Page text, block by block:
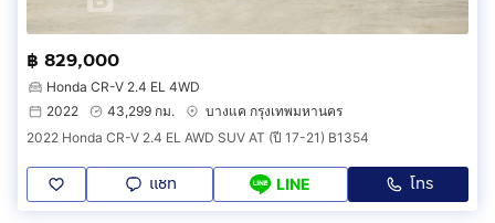
฿ 829,000
Honda CR-V 2.4 EL 4WD
2022
43,299 กม.
บางแค กรุงเทพมหานคร
2022 Honda CR-V 2.4 EL AWD SUV AT (ปี 17-21) B1354
แชท LINE โทร